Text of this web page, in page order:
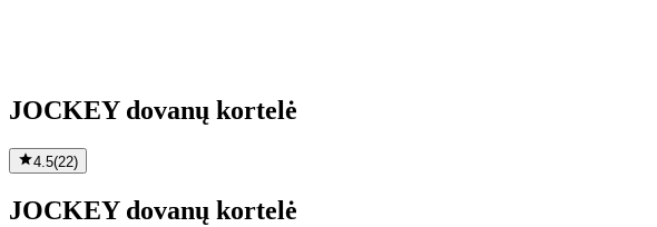
JOCKEY dovanų kortelė
4.5(22)
JOCKEY dovanų kortelė